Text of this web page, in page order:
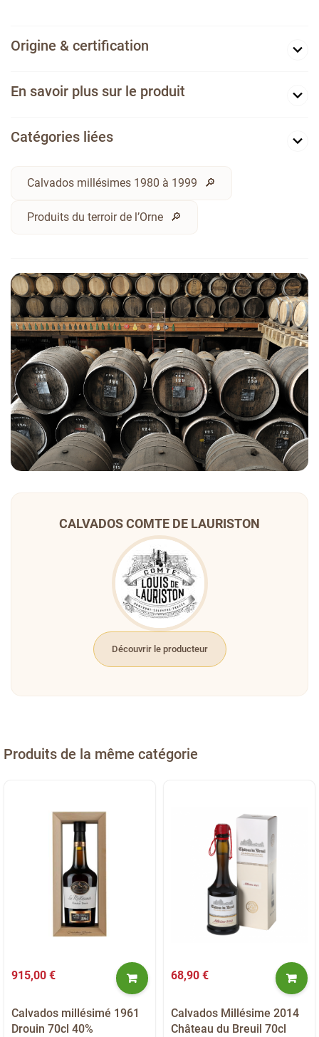
Origine & certification
En savoir plus sur le produit
Catégories liées
Calvados millésimes 1980 à 1999
Produits du terroir de l’Orne
CALVADOS COMTE DE LAURISTON
Découvrir le producteur
Produits de la même catégorie
915,00 €
Calvados millésimé 1961
Drouin 70cl 40%
68,90 €
Calvados Millésime 2014
Château du Breuil 70cl